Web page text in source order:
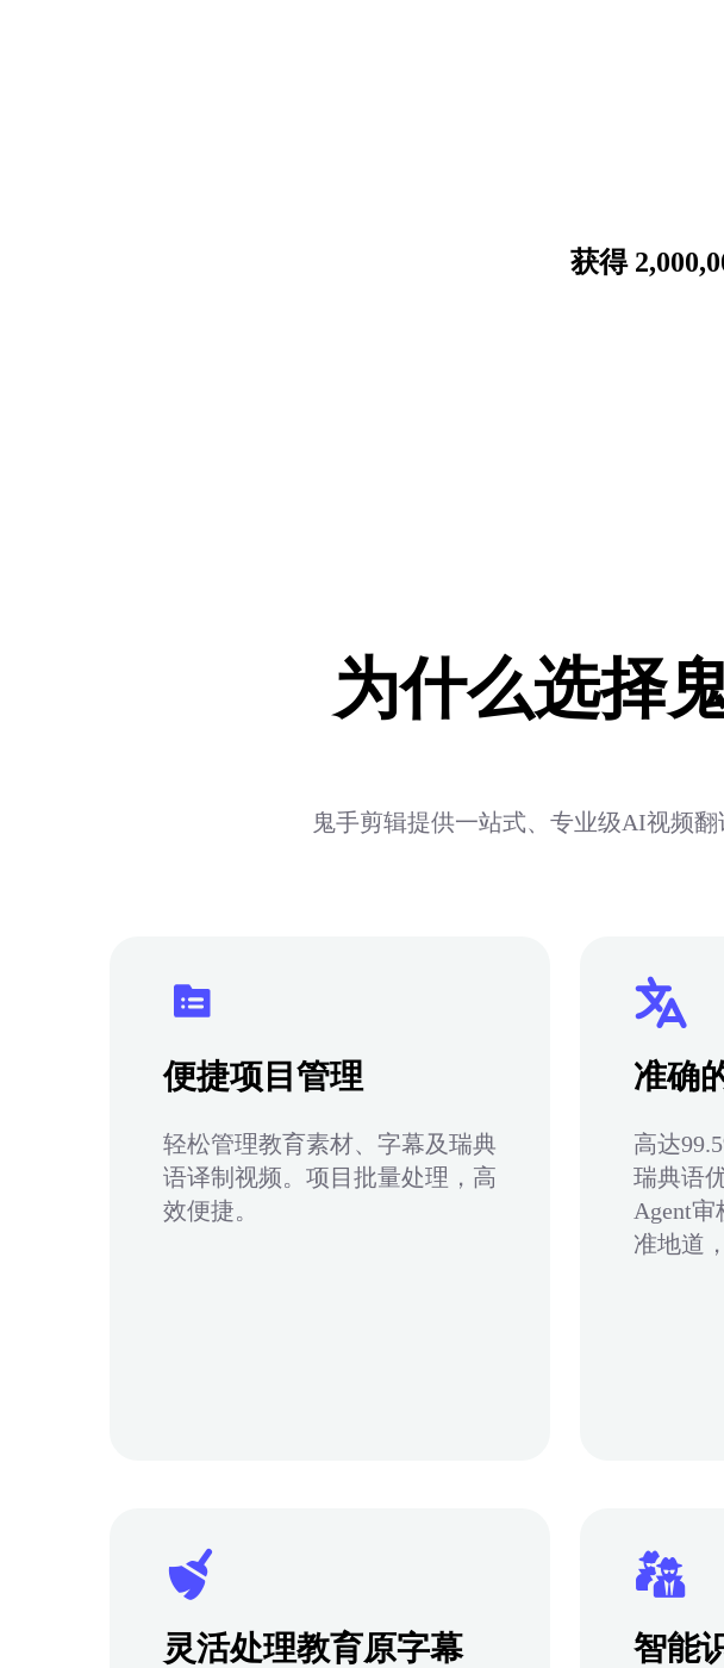
获得
为什么选择
鬼手剪辑提供一站式、专业级AI视频
便捷项目管理
轻松管理教育素材、字幕及瑞典
语译制视频。项目批量处理，高
效便捷。
准确
高达
瑞典语
Agent
准地道
灵活处理教育原字幕 智能